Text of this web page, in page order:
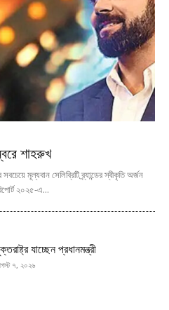
শাহরুখ
মূল্যবান সেলিব্রিটি ব্র্যান্ডের স্বীকৃতি অর্জন
২০২৫-এ...
যাচ্ছেন প্রধানমন্ত্রী
৭, ২০২৬